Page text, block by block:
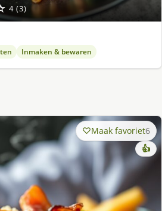
4 (3)
Inmaken & bewaren
Maak favoriet6
👍